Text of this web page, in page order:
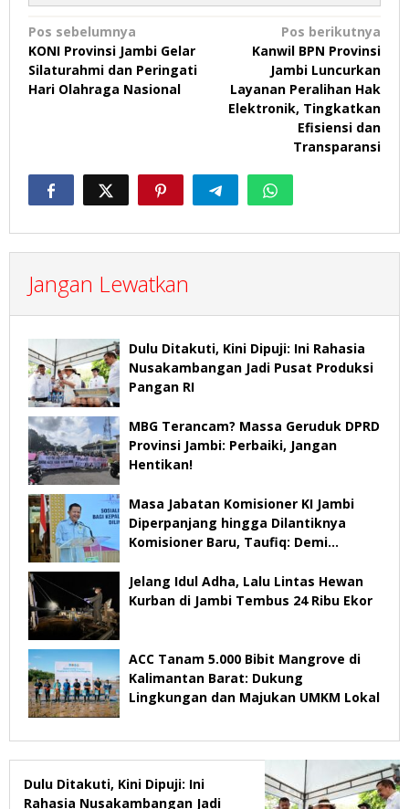
Navigasi
pos
Pos sebelumnya
KONI Provinsi Jambi Gelar
Silaturahmi dan Peringati
Hari Olahraga Nasional
Pos berikutnya
Kanwil BPN Provinsi
Jambi Luncurkan
Layanan Peralihan Hak
Elektronik, Tingkatkan
Efisiensi dan
Transparansi
Jangan Lewatkan
Dulu Ditakuti, Kini Dipuji: Ini Rahasia
Nusakambangan Jadi Pusat Produksi
Pangan RI
MBG Terancam? Massa Geruduk DPRD
Provinsi Jambi: Perbaiki, Jangan
Hentikan!
Masa Jabatan Komisioner KI Jambi
Diperpanjang hingga Dilantiknya
Komisioner Baru, Taufiq: Demi
Jelang Idul Adha, Lalu Lintas Hewan
Kurban di Jambi Tembus 24 Ribu Ekor
ACC Tanam 5.000 Bibit Mangrove di
Kalimantan Barat: Dukung
Lingkungan dan Majukan UMKM Lokal
Dulu Ditakuti, Kini Dipuji: Ini
Rahasia Nusakambangan Jadi